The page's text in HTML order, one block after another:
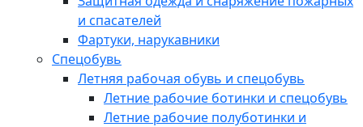
и спасателей
Фартуки, нарукавники
Спецобувь
Летняя рабочая обувь и спецобувь
Летние рабочие ботинки и спецобувь
Летние рабочие полуботинки и